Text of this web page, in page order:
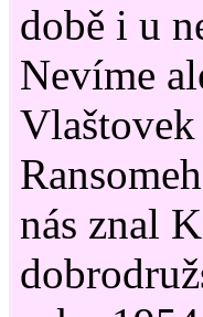
době i u
Nevíme
nás znal